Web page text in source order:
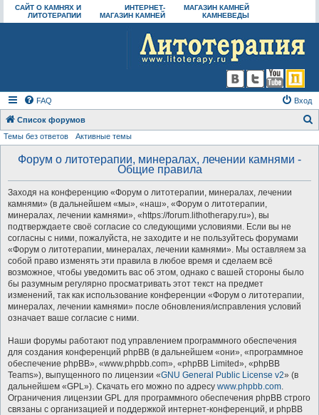
САЙТ О КАМНЯХ И
ЛИТОТЕРАПИИ
ИНТЕРНЕТ-
МАГАЗИН КАМНЕЙ
МАГАЗИН КАМНЕЙ
КАМНЕВЕДЫ
FAQ Вход
Список форумов
Темы без ответов Активные темы
Форум о литотерапии, минералах, лечении камнями -
Общие правила
Заходя на конференцию «Форум о литотерапии, минералах, лечении
камнями» (в дальнейшем «мы», «наш», «Форум о литотерапии,
минералах, лечении камнями», «https://forum.lithotherapy.ru»), вы
подтверждаете своё согласие со следующими условиями. Если вы не
согласны с ними, пожалуйста, не заходите и не пользуйтесь форумами
«Форум о литотерапии, минералах, лечении камнями». Мы оставляем за
собой право изменять эти правила в любое время и сделаем всё
возможное, чтобы уведомить вас об этом, однако с вашей стороны было
бы разумным регулярно просматривать этот текст на предмет
изменений, так как использование конференции «Форум о литотерапии,
минералах, лечении камнями» после обновления/исправления условий
означает ваше согласие с ними.
Наши форумы работают под управлением программного обеспечения
для создания конференций phpBB (в дальнейшем «они», «программное
обеспечение phpBB», «www.phpbb.com», «phpBB Limited», «phpBB
Teams»), выпущенного по лицензии «GNU General Public License v2» (в
дальнейшем «GPL»). Скачать его можно по адресу www.phpbb.com.
Ограничения лицензии GPL для программного обеспечения phpBB строго
связаны с организацией и поддержкой интернет-конференций, и phpBB